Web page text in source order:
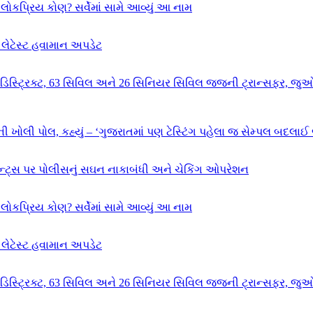
કોણ? સર્વેમાં સામે આવ્યું આ નામ
હવામાન અપડેટ
ડિસ્ટ્રિક્ટ, 63 સિવિલ અને 26 સિનિયર સિવિલ જજની ટ્રાન્સફર,
ખોલી પોલ, કહ્યું – ‘ગુજરાતમાં પણ ટેસ્ટિંગ પહેલા જ સેમ્પલ બદલાઈ
પર પોલીસનું સઘન નાકાબંધી અને ચેકિંગ ઓપરેશન
કોણ? સર્વેમાં સામે આવ્યું આ નામ
હવામાન અપડેટ
ડિસ્ટ્રિક્ટ, 63 સિવિલ અને 26 સિનિયર સિવિલ જજની ટ્રાન્સફર,